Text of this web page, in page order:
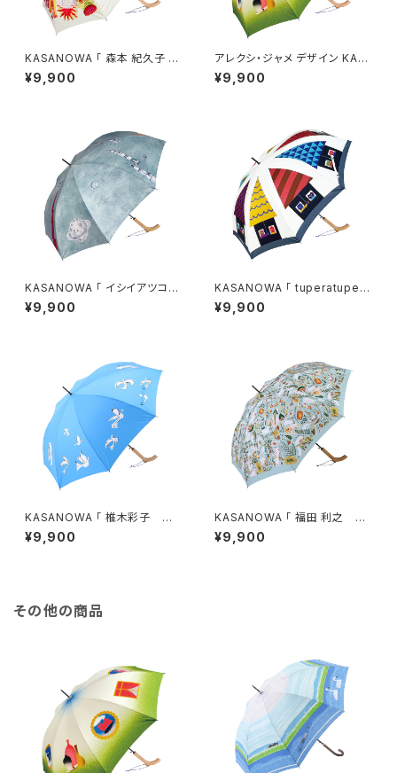
KASANOWA 「 森本 紀久子 デ
ザイン " Wind " 」
¥9,900
アレクシ・ジャメ デザイン KAS
ANOWA-Mine-傘「雨のメリー
ゴーラウンド」
¥9,900
KASANOWA 「 イシイアツコ
デザイン " saturn v " 」
¥9,900
KASANOWA 「 tuperatupera
デザイン " CASA " 」
¥9,900
KASANOWA 「 椎木彩子 デ
ザイン " dancing bird line
" 」
¥9,900
KASANOWA 「 福田 利之 デ
ザイン " しろくまの森 " 」
¥9,900
その他の商品